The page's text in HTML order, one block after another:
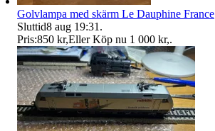
Golvlampa med skärm Le Dauphine France
Sluttid8 aug 19:31 .
Pris:850 kr,Eller Köp nu 1 000 kr,.